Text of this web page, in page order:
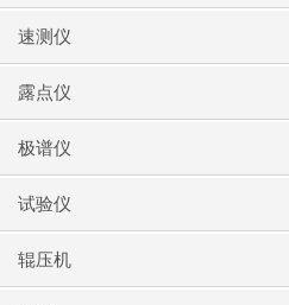
速测仪
露点仪
极谱仪
试验仪
辊压机